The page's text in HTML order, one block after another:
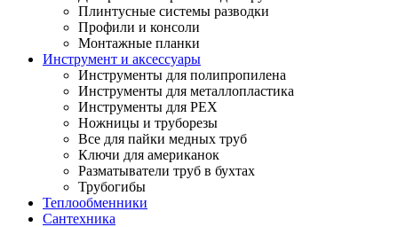
Плинтусные системы разводки
Профили и консоли
Монтажные планки
Инструмент и аксессуары
Инструменты для полипропилена
Инструменты для металлопластика
Инструменты для PEX
Ножницы и труборезы
Все для пайки медных труб
Ключи для американок
Разматыватели труб в бухтах
Трубогибы
Теплообменники
Сантехника